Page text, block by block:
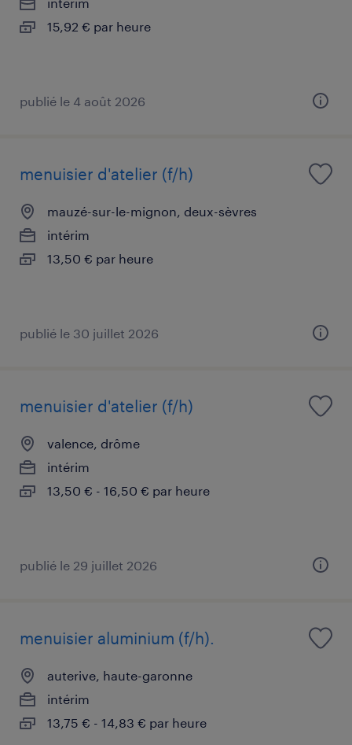
15,92 € par heure
publié le 4 août 2026
menuisier d'atelier (f/h)
mauzé-sur-le-mignon, deux-sèvres
intérim
13,50 € par heure
publié le 30 juillet 2026
menuisier d'atelier (f/h)
valence, drôme
intérim
13,50 € - 16,50 € par heure
publié le 29 juillet 2026
menuisier aluminium (f/h).
auterive, haute-garonne
intérim
13,75 € - 14,83 € par heure